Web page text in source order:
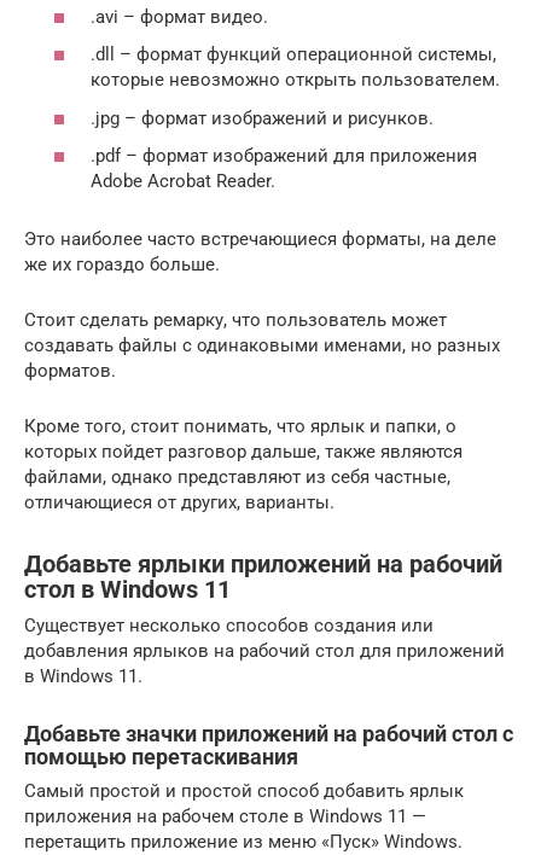
.avi – формат видео.
.dll – формат функций операционной системы,
которые невозможно открыть пользователем.
.jpg – формат изображений и рисунков.
.pdf – формат изображений для приложения
Adobe Acrobat Reader.
Это наиболее часто встречающиеся форматы, на деле
же их гораздо больше.
Стоит сделать ремарку, что пользователь может
создавать файлы с одинаковыми именами, но разных
форматов.
Кроме того, стоит понимать, что ярлык и папки, о
которых пойдет разговор дальше, также являются
файлами, однако представляют из себя частные,
отличающиеся от других, варианты.
Добавьте ярлыки приложений на рабочий
стол в Windows 11
Существует несколько способов создания или
добавления ярлыков на рабочий стол для приложений
в Windows 11.
Добавьте значки приложений на рабочий стол с
помощью перетаскивания
Самый простой и простой способ добавить ярлык
приложения на рабочем столе в Windows 11 —
перетащить приложение из меню «Пуск» Windows.